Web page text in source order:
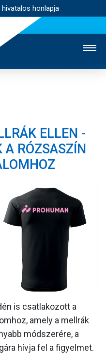
honlapja
STADION
KAPCSOLAT
ELLEN -
A RÓZSASZÍN
is csatlakozott a
amely a mellrák
módszerére, a
hívja fel a figyelmet.